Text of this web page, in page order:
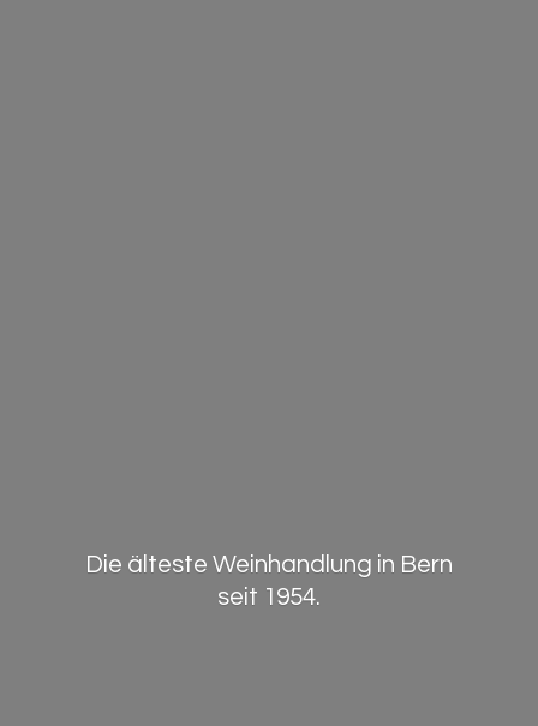
Die älteste Weinhandlung in Bern
seit 1954.